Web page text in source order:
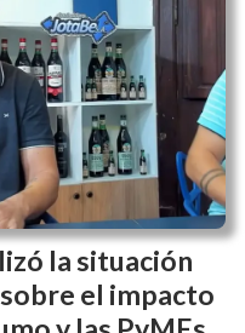
de ENAC Tech:
tu empresa?